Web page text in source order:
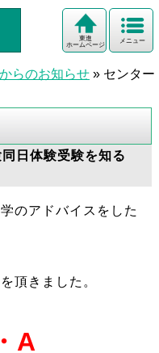
メニュー
東進
ホームページ
らのお知らせ » センター
日体験受験を知る
のアドバイスをした
頂きました。
A